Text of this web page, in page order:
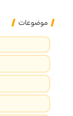
موضوعات